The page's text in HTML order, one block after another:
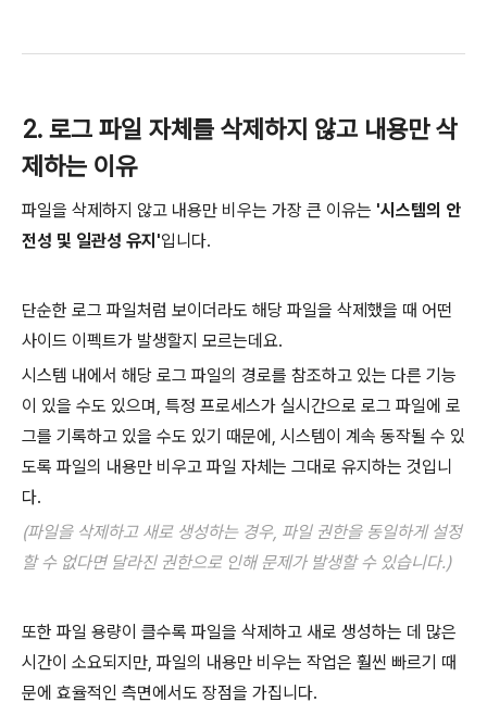
2. 로그 파일 자체를 삭제하지 않고 내용만 삭
제하는 이유
파일을 삭제하지 않고 내용만 비우는 가장 큰 이유는 '시스템의 안
전성 및 일관성 유지'입니다.
단순한 로그 파일처럼 보이더라도 해당 파일을 삭제했을 때 어떤
사이드 이펙트가 발생할지 모르는데요.
시스템 내에서 해당 로그 파일의 경로를 참조하고 있는 다른 기능
이 있을 수도 있으며, 특정 프로세스가 실시간으로 로그 파일에 로
그를 기록하고 있을 수도 있기 때문에, 시스템이 계속 동작될 수 있
도록 파일의 내용만 비우고 파일 자체는 그대로 유지하는 것입니
다.
(파일을 삭제하고 새로 생성하는 경우, 파일 권한을 동일하게 설정
할 수 없다면 달라진 권한으로 인해 문제가 발생할 수 있습니다.)
또한 파일 용량이 클수록 파일을 삭제하고 새로 생성하는 데 많은
시간이 소요되지만, 파일의 내용만 비우는 작업은 훨씬 빠르기 때
문에 효율적인 측면에서도 장점을 가집니다.